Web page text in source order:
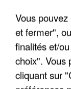
Vous
et fermer",
finalités et/
choix". Vous
cliquant sur